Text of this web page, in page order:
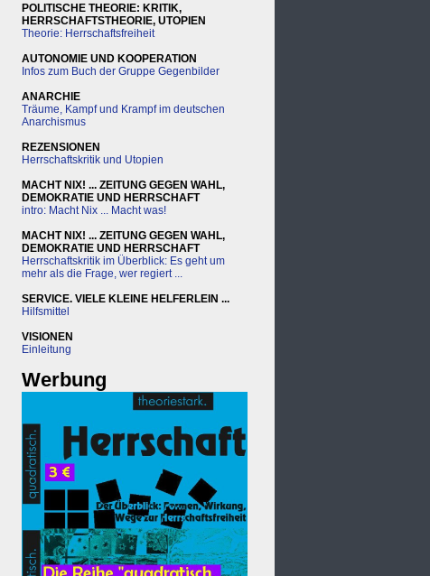
POLITISCHE THEORIE: KRITIK,
HERRSCHAFTSTHEORIE, UTOPIEN
Theorie: Herrschaftsfreiheit
AUTONOMIE UND KOOPERATION
Infos zum Buch der Gruppe Gegenbilder
ANARCHIE
Träume, Kampf und Krampf im deutschen
Anarchismus
REZENSIONEN
Herrschaftskritik und Utopien
MACHT NIX! ... ZEITUNG GEGEN WAHL,
DEMOKRATIE UND HERRSCHAFT
intro: Macht Nix ... Macht was!
MACHT NIX! ... ZEITUNG GEGEN WAHL,
DEMOKRATIE UND HERRSCHAFT
Herrschaftskritik im Überblick: Es geht um
mehr als die Frage, wer regiert ...
SERVICE. VIELE KLEINE HELFERLEIN ...
Hilfsmittel
VISIONEN
Einleitung
Werbung